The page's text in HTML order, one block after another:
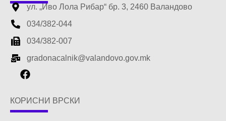
ул. „Иво Лола Рибар“ бр. 3, 2460 Валандово
034/382-044
034/382-007
gradonacalnik@valandovo.gov.mk
КОРИСНИ ВРСКИ